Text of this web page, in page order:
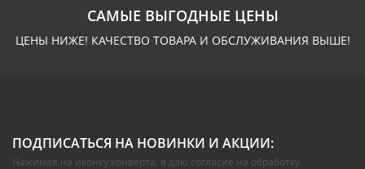
САМЫЕ ВЫГОДНЫЕ ЦЕНЫ
ЦЕНЫ НИЖЕ! КАЧЕСТВО ТОВАРА И ОБСЛУЖИВАНИЯ ВЫШЕ!
ПОДПИСАТЬСЯ НА НОВИНКИ И АКЦИИ:
Нажимая на иконку конверта, я даю согласие на обработку